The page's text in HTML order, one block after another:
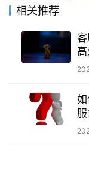
相关推荐
服